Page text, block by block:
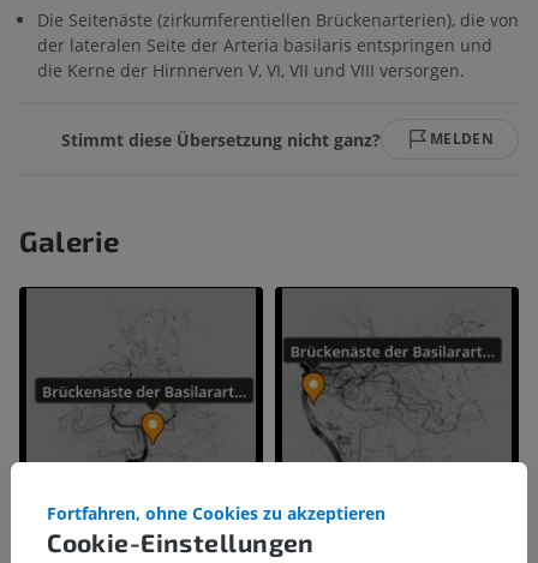
Die Seitenäste (zirkumferentiellen Brückenarterien), die von
der lateralen Seite der Arteria basilaris entspringen und
die Kerne der Hirnnerven V, VI, VII und VIII versorgen.
Stimmt diese Übersetzung nicht ganz? MELDEN
Galerie
Cookie-Einstellungen
Fortfahren, ohne Cookies zu akzeptieren